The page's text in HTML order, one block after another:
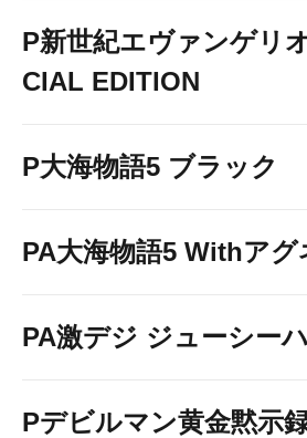
P新世紀エヴァンゲリ
CIAL EDITION
P大海物語5 ブラック
PA大海物語5 Withアグ
PA激デジ ジューシー
Pデビルマン黄金黙示